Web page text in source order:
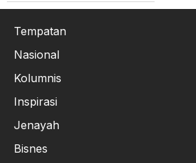
Tempatan
Nasional
Kolumnis
Inspirasi
Jenayah
Bisnes